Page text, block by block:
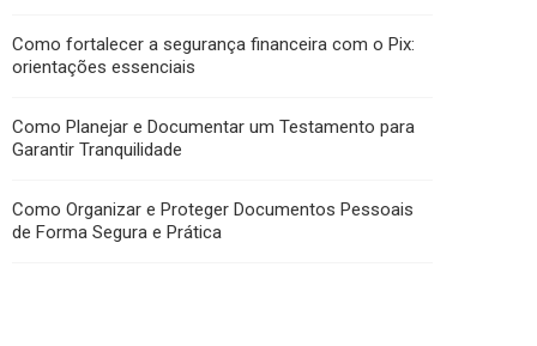
Como fortalecer a segurança financeira com o Pix:
orientações essenciais
Como Planejar e Documentar um Testamento para
Garantir Tranquilidade
Como Organizar e Proteger Documentos Pessoais
de Forma Segura e Prática